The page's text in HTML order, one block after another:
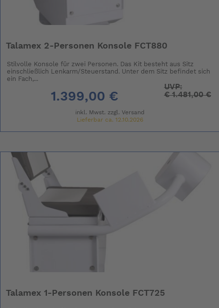
Talamex 2-Personen Konsole FCT880
Stilvolle Konsole für zwei Personen. Das Kit besteht aus Sitz
einschließlich Lenkarm/Steuerstand. Unter dem Sitz befindet sich
ein Fach,...
1.399,00 €
UVP:
€1.481,00 €
inkl. Mwst. zzgl. Versand
Lieferbar ca. 12.10.2026
Talamex 1-Personen Konsole FCT725